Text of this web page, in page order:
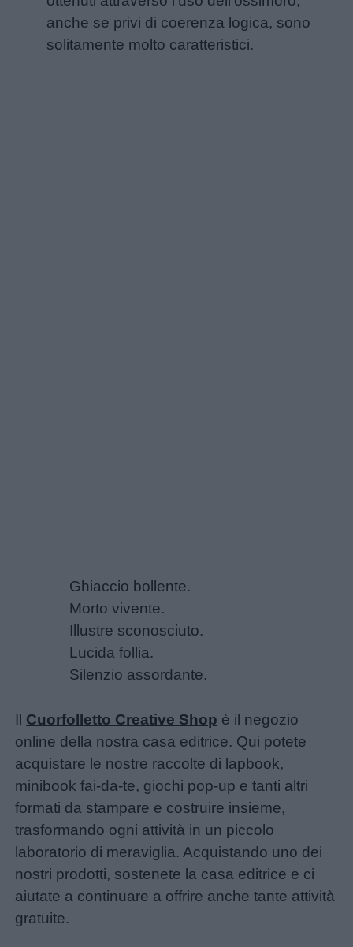
positiva
Contatti
Privacy
policy
anche se privi di coerenza logica, sono
solitamente molto caratteristici.
Ghiaccio bollente.
Morto vivente.
Illustre sconosciuto.
Lucida follia.
Silenzio assordante.
Il Cuorfolletto Creative Shop è il negozio
online della nostra casa editrice. Qui potete
acquistare le nostre raccolte di lapbook,
minibook fai-da-te, giochi pop-up e tanti altri
formati da stampare e costruire insieme,
trasformando ogni attività in un piccolo
laboratorio di meraviglia. Acquistando uno dei
nostri prodotti, sostenete la casa editrice e ci
aiutate a continuare a offrire anche tante attività
gratuite.